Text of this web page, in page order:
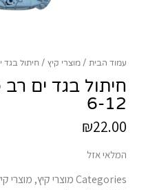
עמוד הבית מוצרי קיץ חיתול בגד
חיתול בגד ים
6-12
₪22.00
המלאי אזל
Categories מוצרי קיץ, מוצרי